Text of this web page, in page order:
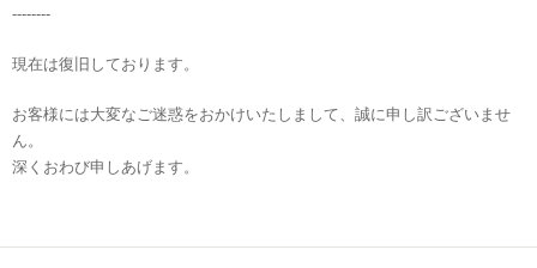
--------
現在は復旧しております。
お客様には大変なご迷惑をおかけいたしまして、誠に申し訳ございませ
ん。
深くおわび申しあげます。